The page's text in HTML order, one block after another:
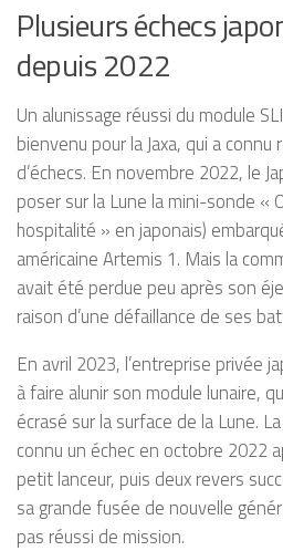
Plusieurs échecs
depuis 2022
Un alunissage réussi du module
bienvenu pour la Jaxa, qui a
d’échecs. En novembre 2022, le
poser sur la Lune la mini-sonde «
hospitalité » en japonais)
américaine Artemis 1. Mais la
avait été perdue peu après son
raison d’une défaillance de ses
En avril 2023, l’entreprise privée
à faire alunir son module lunaire,
écrasé sur la surface de la Lune.
connu un échec en octobre 2022
petit lanceur, puis deux revers
sa grande fusée de nouvelle
pas réussi de mission.